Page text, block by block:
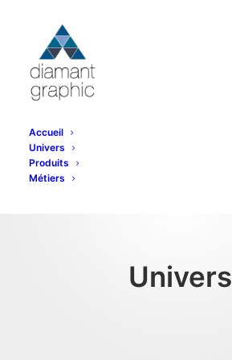
Accueil
Univers
Produits
Métiers
Univers